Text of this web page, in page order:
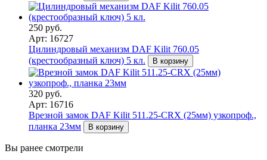
250 руб.
Арт: 16727
Цилиндровый механизм DAF Kilit 760.05
(крестообразный ключ) 5 кл.
В корзину
320 руб.
Арт: 16716
Врезной замок DAF Kilit 511.25-CRX (25мм) узкопроф.,
планка 23мм
В корзину
Вы ранее смотрели